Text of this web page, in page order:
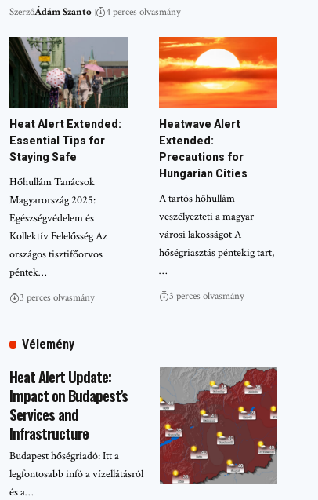
SzerzőÁdám Szanto 4 perces olvasmány
Heat Alert Extended:
Essential Tips for
Staying Safe
Hőhullám Tanácsok
Magyarország 2025:
Egészségvédelem és
Kollektív Felelősség Az
országos tisztifőorvos
péntek…
3 perces olvasmány
Heatwave Alert
Extended:
Precautions for
Hungarian Cities
A tartós hőhullám
veszélyezteti a magyar
városi lakosságot A
hőségriasztás péntekig tart,
…
3 perces olvasmány
Vélemény
Heat Alert Update:
Impact on Budapest’s
Services and
Infrastructure
Budapest hőségriadó: Itt a
legfontosabb infó a vízellátásról
és a…